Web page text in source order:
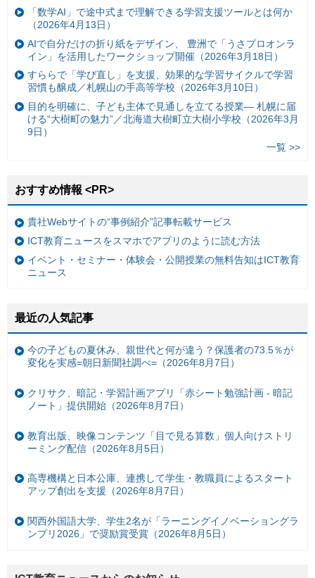
「数学AI」で途中式まで理解できる学習支援ツールとは何か
（2026年4月13日）
AIで自分だけの折り紙をデザイン、 豊洲で「うさプロオンラ
イン」を活用したワークショップ開催（2026年3月18日）
すららで「学び直し」を支援、効果的な学習サイクルで学習
習慣も醸成／札幌山の手高等学校（2026年3月10日）
目的を明確に、子ども主体で見通しを立てる授業— 札幌に届
ける“大樹町の魅力”／北海道大樹町立大樹小学校（2026年3月
9日）
一覧 >>
おすすめ情報 <PR>
貴社Webサイトの“事例紹介”記事転載サービス
ICT教育ニュースをスマホでアプリのように読む方法
イベント・セミナー・体験会・公開授業の無料告知はICT教育
ニュース
最近の人気記事
今の子どもの夏休み、親世代と何が違う？保護者の73.5％が
変化を実感=朝日新聞社調べ=（2026年8月7日）
クリサク、暗記・学習計画アプリ「赤シート勉強計画 - 暗記
ノート」提供開始（2026年8月7日）
教育出版、映像コンテンツ「目で見る算数」個人向けストリ
ーミング配信（2026年8月5日）
高専機構と日本公庫、連携して学生・教職員によるスタート
アップ創出を支援（2026年8月7日）
関西外国語大学、学生2名が「ラーニングイノベーショングラ
ンプリ2026」で奨励賞受賞（2026年8月5日）